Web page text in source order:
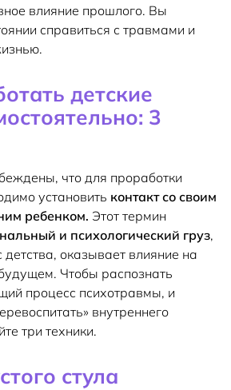
влияние прошлого. Вы
справиться с травмами и
детские
3
что для проработки
установить контакт со своим
ребенком. Этот термин
и психологический груз,
детства, оказывает влияние на
Чтобы распознать
процесс психотравмы, и
внутреннего
три техники.
стула